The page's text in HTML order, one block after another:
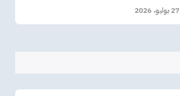
27 يوليو، 2026